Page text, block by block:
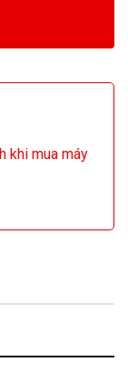
khi mua máy